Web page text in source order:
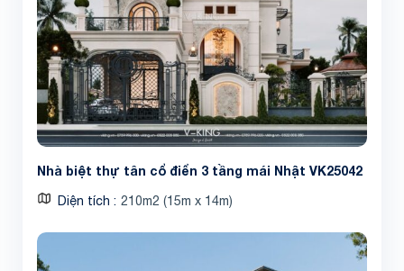
Nhà biệt thự tân cổ điển 3 tầng mái Nhật VK25042
Diện tích 210m2 (15m x 14m)